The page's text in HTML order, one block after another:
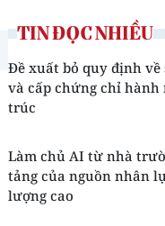
TIN ĐỌC NHIỀU
Đề xuất bỏ quy định về
và cấp chứng chỉ hành
trúc
Làm chủ AI từ nhà
tảng của nguồn nhân
lượng cao